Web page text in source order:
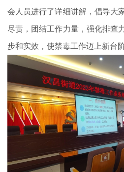
会人员进行了详细讲解，倡导大
尽责，团结工作力量，强化排查
步和实效，使禁毒工作迈上新台阶